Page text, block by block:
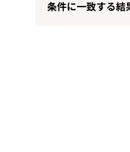
条件に一致する結